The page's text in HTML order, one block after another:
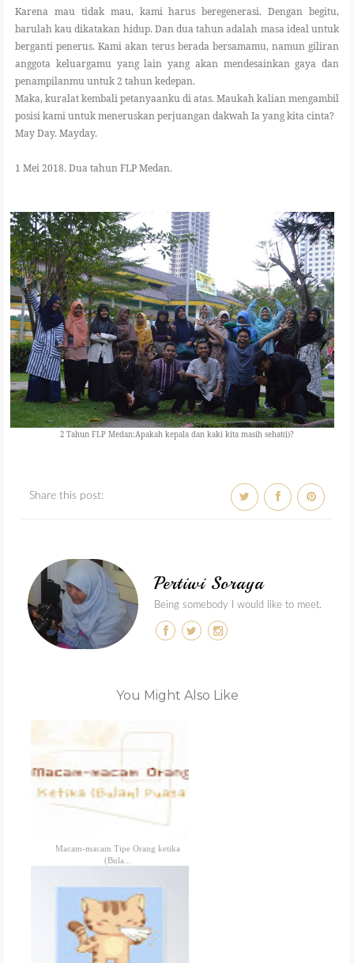
Karena mau tidak mau, kami harus beregenerasi. Dengan begitu,
barulah kau dikatakan hidup. Dan dua tahun adalah masa ideal untuk
berganti penerus. Kami akan terus berada bersamamu, namun giliran
anggota keluargamu yang lain yang akan mendesainkan gaya dan
penampilanmu untuk 2 tahun kedepan.
Maka, kuralat kembali petanyaanku di atas. Maukah kalian mengambil
posisi kami untuk meneruskan perjuangan dakwah Ia yang kita cinta?
May Day. Mayday.
1 Mei 2018. Dua tahun FLP Medan.
2 Tahun FLP Medan:Apakah kepala dan kaki kita masih sehat(i)?
Share this post:
Pertiwi Soraya
Being somebody I would like to meet.
You Might Also Like
Macam-macam Tipe Orang ketika
(Bula...